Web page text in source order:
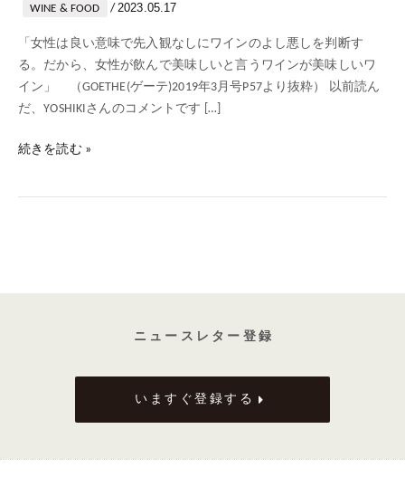
WINE & FOOD / 2023.05.17
「女性は良い意味で先入観なしにワインのよし悪しを判断す
る。だから、女性が飲んで美味しいと言うワインが美味しいワ
イン」 （GOETHE(ゲーテ)2019年3月号P57より抜粋） 以前読ん
だ、YOSHIKIさんのコメントです […]
続きを読む »
ニ ュ ー ス レ タ ー 登 録
いますぐ登録する